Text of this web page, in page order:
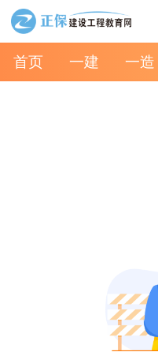
首页 一建 一造